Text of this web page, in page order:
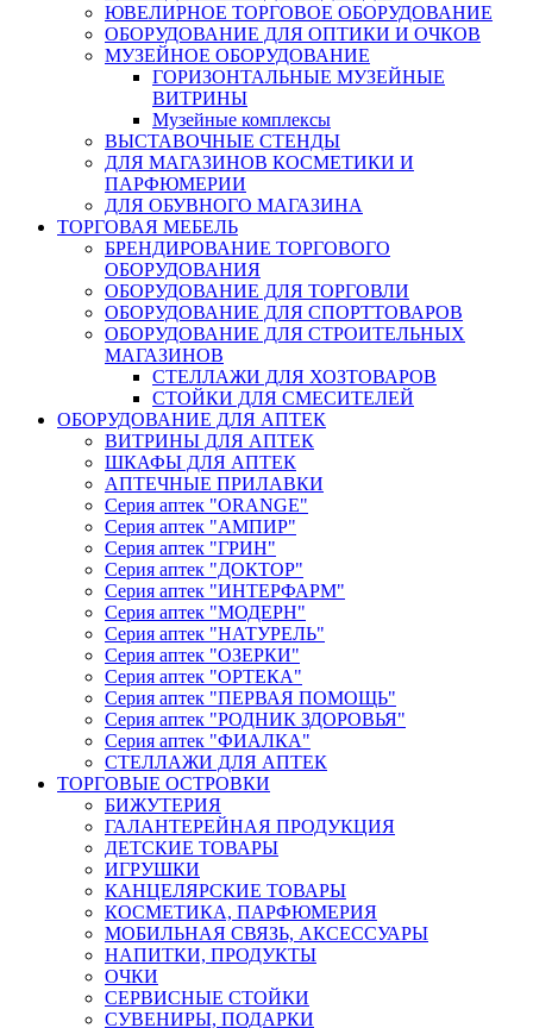
ЮВЕЛИРНОЕ ТОРГОВОЕ ОБОРУДОВАНИЕ
ОБОРУДОВАНИЕ ДЛЯ ОПТИКИ И ОЧКОВ
МУЗЕЙНОЕ ОБОРУДОВАНИЕ
ГОРИЗОНТАЛЬНЫЕ МУЗЕЙНЫЕ
ВИТРИНЫ
Музейные комплексы
ВЫСТАВОЧНЫЕ СТЕНДЫ
ДЛЯ МАГАЗИНОВ КОСМЕТИКИ И
ПАРФЮМЕРИИ
ДЛЯ ОБУВНОГО МАГАЗИНА
ТОРГОВАЯ МЕБЕЛЬ
БРЕНДИРОВАНИЕ ТОРГОВОГО
ОБОРУДОВАНИЯ
ОБОРУДОВАНИЕ ДЛЯ ТОРГОВЛИ
ОБОРУДОВАНИЕ ДЛЯ СПОРТТОВАРОВ
ОБОРУДОВАНИЕ ДЛЯ СТРОИТЕЛЬНЫХ
МАГАЗИНОВ
СТЕЛЛАЖИ ДЛЯ ХОЗТОВАРОВ
СТОЙКИ ДЛЯ СМЕСИТЕЛЕЙ
ОБОРУДОВАНИЕ ДЛЯ АПТЕК
ВИТРИНЫ ДЛЯ АПТЕК
ШКАФЫ ДЛЯ АПТЕК
АПТЕЧНЫЕ ПРИЛАВКИ
Серия аптек "ORANGE"
Серия аптек "АМПИР"
Серия аптек "ГРИН"
Серия аптек "ДОКТОР"
Серия аптек "ИНТЕРФАРМ"
Серия аптек "МОДЕРН"
Серия аптек "НАТУРЕЛЬ"
Серия аптек "ОЗЕРКИ"
Серия аптек "ОРТЕКА"
Серия аптек "ПЕРВАЯ ПОМОЩЬ"
Серия аптек "РОДНИК ЗДОРОВЬЯ"
Серия аптек "ФИАЛКА"
СТЕЛЛАЖИ ДЛЯ АПТЕК
ТОРГОВЫЕ ОСТРОВКИ
БИЖУТЕРИЯ
ГАЛАНТЕРЕЙНАЯ ПРОДУКЦИЯ
ДЕТСКИЕ ТОВАРЫ
ИГРУШКИ
КАНЦЕЛЯРСКИЕ ТОВАРЫ
КОСМЕТИКА, ПАРФЮМЕРИЯ
МОБИЛЬНАЯ СВЯЗЬ, АКСЕССУАРЫ
НАПИТКИ, ПРОДУКТЫ
ОЧКИ
СЕРВИСНЫЕ СТОЙКИ
СУВЕНИРЫ, ПОДАРКИ